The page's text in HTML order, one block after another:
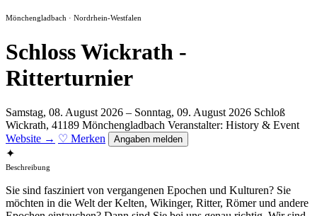
Mönchengladbach · Nordrhein-Westfalen
Schloss Wickrath -
Ritterturnier
Samstag, 08. August 2026 – Sonntag, 09. August 2026 Schloß
Wickrath, 41189 Mönchengladbach Veranstalter: History & Event
Website → ♡ Merken Angaben melden
✦
Beschreibung
Sie sind fasziniert von vergangenen Epochen und Kulturen? Sie
möchten in die Welt der Kelten, Wikinger, Ritter, Römer und andere